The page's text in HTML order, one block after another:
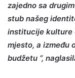
zajedno sa
stub našeg
institucije kulture
mjesto, a između
budžetu “,